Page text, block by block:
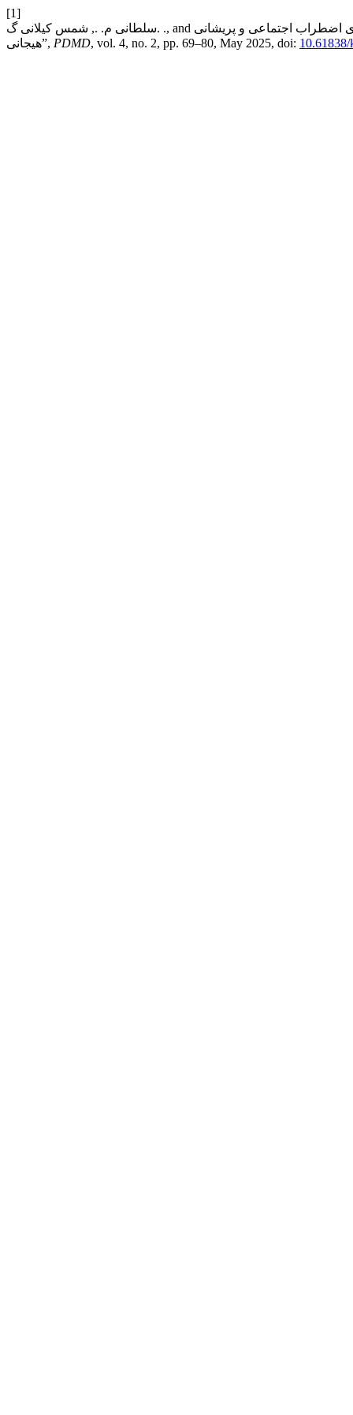
[1]
سلطانی م. ., شمس کیلانی گ. ., and سلیمانی کلکانی م. ., “پیش‌بینی واکنش‌پذیری بین فردی بر اساس نشانه‌های اضطراب اجتماعی و پریشانی
هیجانی”, PDMD, vol. 4, no. 2, pp. 69–80, May 2025, doi: